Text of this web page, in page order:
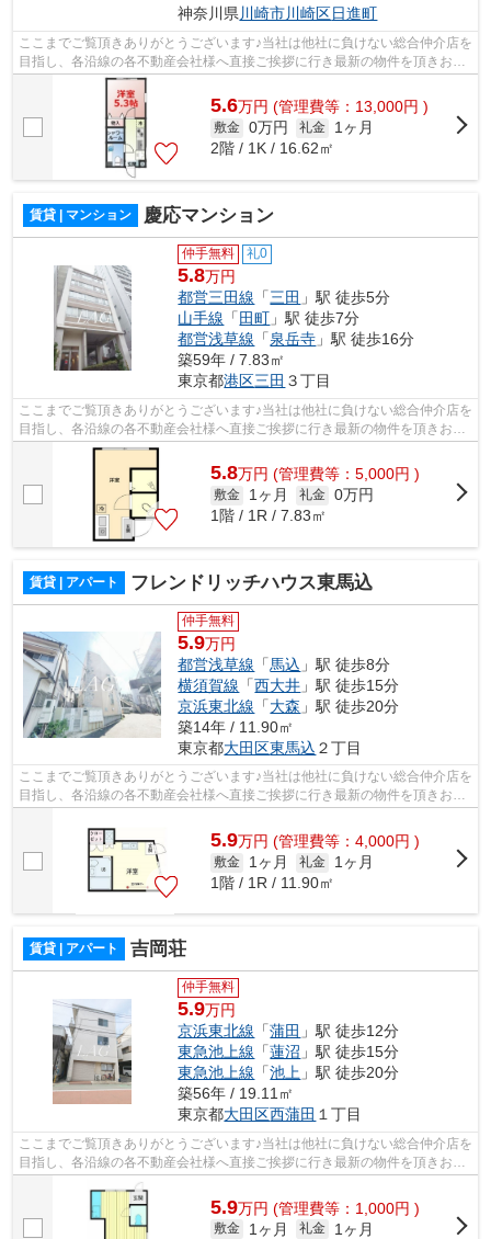
神奈川県 川崎市川崎区日進町
ここまでご覧頂きありがとうございます♪当社は他社に負けない総合仲介店を
目指し、各沿線の各不動産会社様へ直接ご挨拶に行き最新の物件を頂きお客
様へ提供しております！最新の情報は...
5.6万円 (管理費等：13,000円 )
敷金 0万円 礼金
1ヶ月
2階 / 1K / 16.62㎡
賃貸 | マンション 慶応マンション
仲手無料 礼0
5.8万円
都営三田線 「三田 」駅 徒歩5分
山手線 「 田町 」駅 徒歩7分
都営浅草線 「泉岳寺 」駅 徒歩16分
築59年 / 7.83㎡
東京都港区三田 ３丁目
ここまでご覧頂きありがとうございます♪当社は他社に負けない総合仲介店を
目指し、各沿線の各不動産会社様へ直接ご挨拶に行き最新の物件を頂きお客
様へ提供しております！最新の情報は...
5.8万円 (管理費等：5,000円 )
敷金 1ヶ月 礼金 0万円
1階 / 1R / 7.83㎡
賃貸 | アパート フレンドリッチハウス東馬込
仲手無料
5.9万円
都営浅草線 「馬込 」駅 徒歩8分
横須賀線 「西大井 」駅 徒歩15分
京浜東北線 「大森 」駅 徒歩20分
築14年 / 11.90㎡
東京都大田区東馬込 ２丁目
ここまでご覧頂きありがとうございます♪当社は他社に負けない総合仲介店を
目指し、各沿線の各不動産会社様へ直接ご挨拶に行き最新の物件を頂きお客
5.9万円 (管理費等：4,000円 )
敷金 1ヶ月 礼金
1ヶ月
1階 / 1R / 11.90㎡
賃貸 | アパート 吉岡荘
仲手無料
5.9万円
京浜東北線 「蒲田 」駅 徒歩12分
東急池上線 「蓮沼 」駅 徒歩15分
東急池上線 「池上 」駅 徒歩20分
築56年 / 19.11㎡
東京都大田区西蒲田 １丁目
ここまでご覧頂きありがとうございます♪当社は他社に負けない総合仲介店を
目指し、各沿線の各不動産会社様へ直接ご挨拶に行き最新の物件を頂きお客
様へ提供しております！最新の情報は...
5.9万円 (管理費等：1,000円 )
敷金 1ヶ月 礼金
1ヶ月